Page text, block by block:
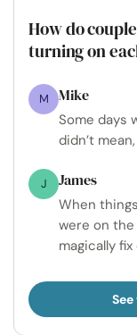
How do
turning on
M Mike
Some days
didn’t
J James
When
were on the
magically